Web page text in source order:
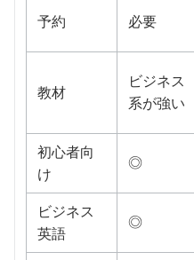
予約 必要
教材
ビジネス
系が強い
初心者向
け
◎
ビジネス
英語
◎